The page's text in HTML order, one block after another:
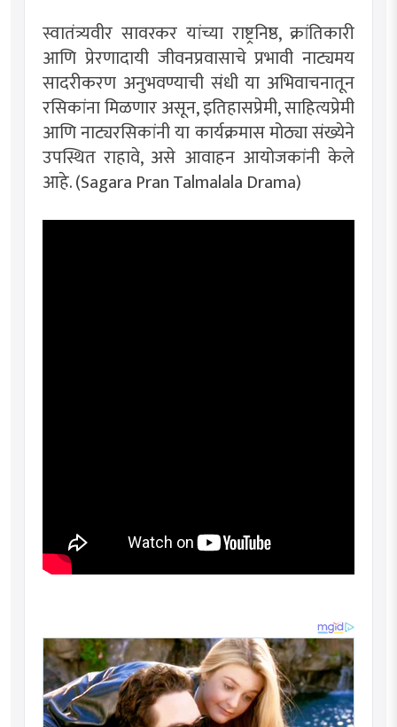
स्वातंत्र्यवीर सावरकर यांच्या राष्ट्रनिष्ठ, क्रांतिकारी
आणि प्रेरणादायी जीवनप्रवासाचे प्रभावी नाट्यमय
सादरीकरण अनुभवण्याची संधी या अभिवाचनातून
रसिकांना मिळणार असून, इतिहासप्रेमी, साहित्यप्रेमी
आणि नाट्यरसिकांनी या कार्यक्रमास मोठ्या संख्येने
उपस्थित राहावे, असे आवाहन आयोजकांनी केले
आहे. (Sagara Pran Talmalala Drama)